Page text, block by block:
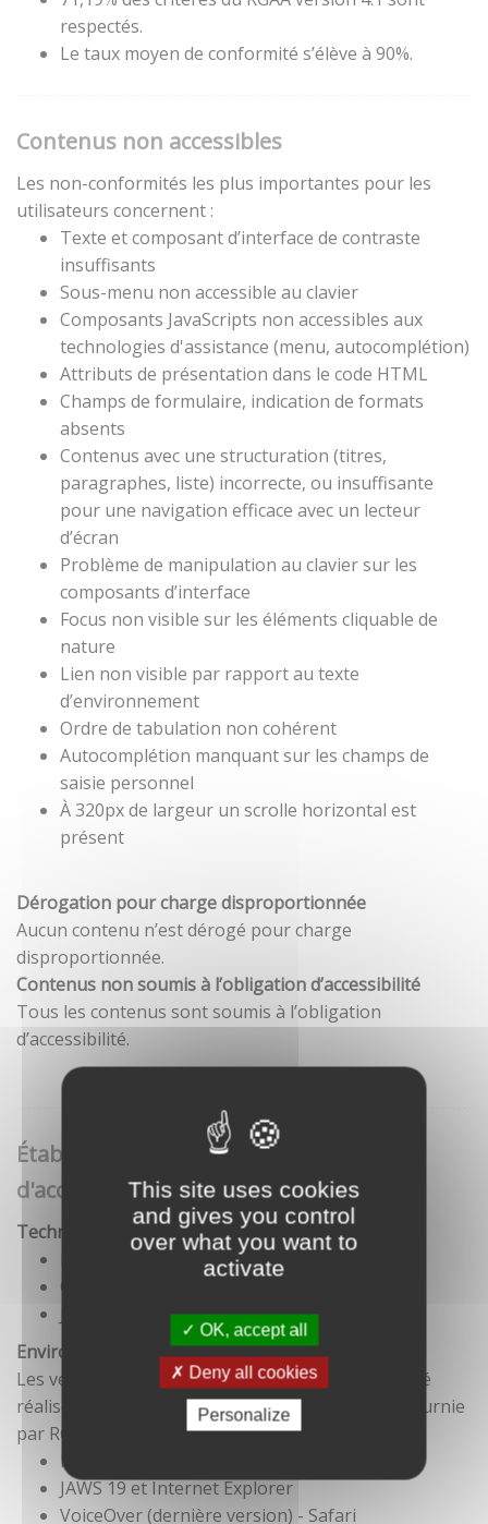
This site uses cookies
and gives you control
over what you want to
activate
OK, accept all
Deny all cookies
Personalize
respectés.
Le taux moyen de conformité s’élève à 90%.
Contenus non accessibles
Les non-conformités les plus importantes pour les
utilisateurs concernent :
Texte et composant d’interface de contraste
insuffisants
Sous-menu non accessible au clavier
Composants JavaScripts non accessibles aux
technologies d'assistance (menu, autocomplétion)
Attributs de présentation dans le code HTML
Champs de formulaire, indication de formats
absents
Contenus avec une structuration (titres,
paragraphes, liste) incorrecte, ou insuffisante
pour une navigation efficace avec un lecteur
d’écran
Problème de manipulation au clavier sur les
composants d’interface
Focus non visible sur les éléments cliquable de
nature
Lien non visible par rapport au texte
d’environnement
Ordre de tabulation non cohérent
Autocomplétion manquant sur les champs de
saisie personnel
À 320px de largeur un scrolle horizontal est
présent
Dérogation pour charge disproportionnée
Aucun contenu n’est dérogé pour charge
disproportionnée.
Contenus non soumis à l’obligation d’accessibilité
Tous les contenus sont soumis à l’obligation
d’accessibilité.
Établissement de cette déclaration
d'accessibilité
Technologies utilisées pour la réalisation du site
CSS
Environnement de test
Les vérifications de restitution de contenus ont été
réalisées conformément à la base de référence fournie
par RGAA 3.
Firefox et NVDA
JAWS 19 et Internet Explorer
VoiceOver (dernière version) - Safari